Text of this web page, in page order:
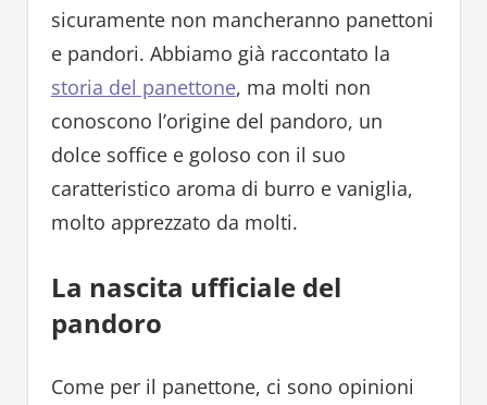
sicuramente non mancheranno panettoni
e pandori. Abbiamo già raccontato la
storia del panettone, ma molti non
conoscono l’origine del pandoro, un
dolce soffice e goloso con il suo
caratteristico aroma di burro e vaniglia,
molto apprezzato da molti.
La nascita ufficiale del
pandoro
Come per il panettone, ci sono opinioni